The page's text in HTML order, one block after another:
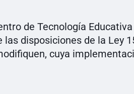
de Tecnología
disposiciones de la Ley
cuya